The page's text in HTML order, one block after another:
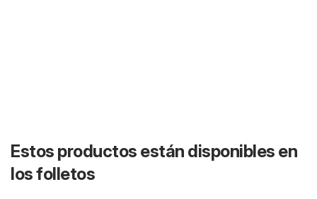
Estos productos están disponibles en
los folletos